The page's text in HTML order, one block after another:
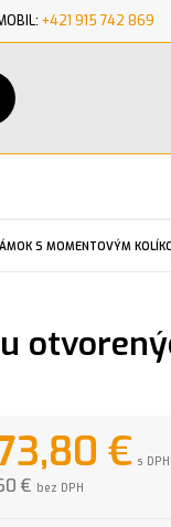
+421 915 742 869
S MOMENTOVÝM
€ s DPH
€ bez DPH